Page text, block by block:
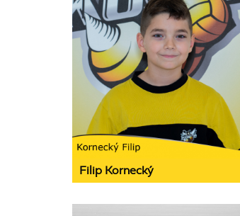
Filip Kornecký